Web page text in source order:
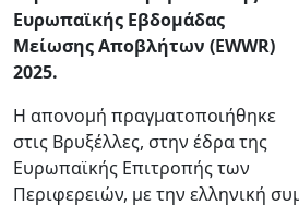
Ευρωπαϊκής Εβδομάδας
Μείωσης Αποβλήτων (EWWR)
2025.
Η απονομή πραγματοποιήθηκε
στις Βρυξέλλες, στην έδρα της
Ευρωπαϊκής Επιτροπής των
Περιφερειών, με την ελληνική